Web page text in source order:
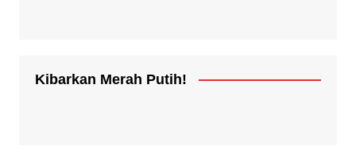
Kibarkan Merah Putih!